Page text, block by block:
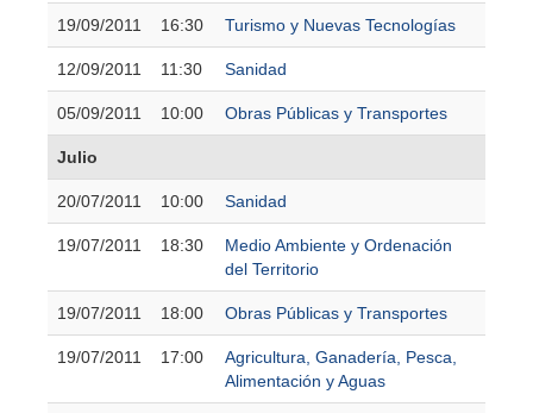
19/09/2011 16:30 Turismo y Nuevas Tecnologías
12/09/2011 11:30 Sanidad
05/09/2011 10:00 Obras Públicas y Transportes
Julio
20/07/2011 10:00 Sanidad
19/07/2011 18:30
Medio Ambiente y Ordenación
del Territorio
19/07/2011 18:00 Obras Públicas y Transportes
19/07/2011 17:00
Agricultura, Ganadería, Pesca,
Alimentación y Aguas